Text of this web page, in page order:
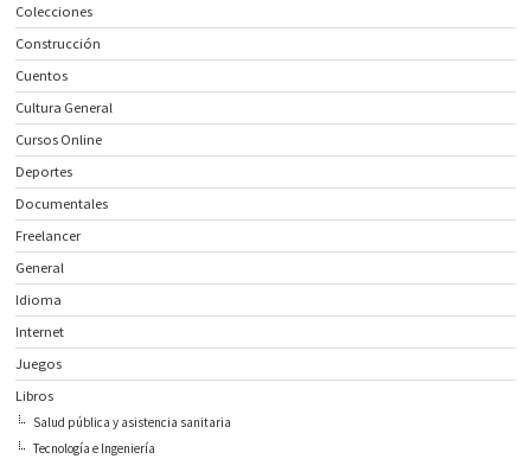
Colecciones
Construcción
Cuentos
Cultura General
Cursos Online
Deportes
Documentales
Freelancer
General
Idioma
Internet
Juegos
Libros
Salud pública y asistencia sanitaria
Tecnología e Ingeniería